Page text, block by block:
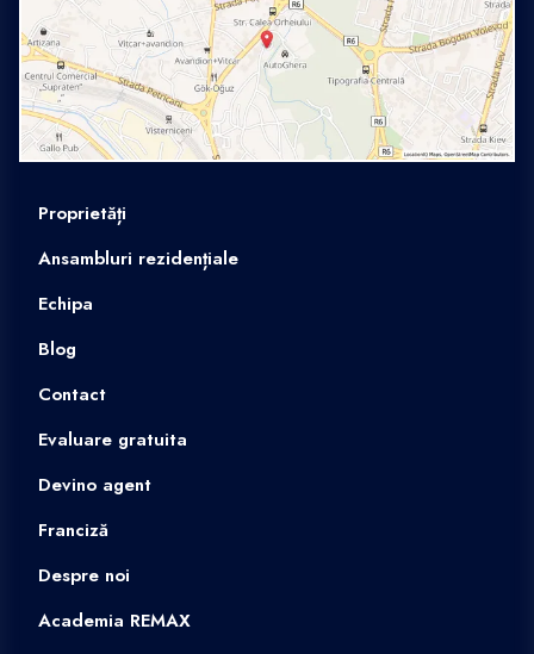
Proprietăți
Ansambluri rezidențiale
Echipa
Blog
Contact
Evaluare gratuita
Devino agent
Franciză
Despre noi
Academia REMAX